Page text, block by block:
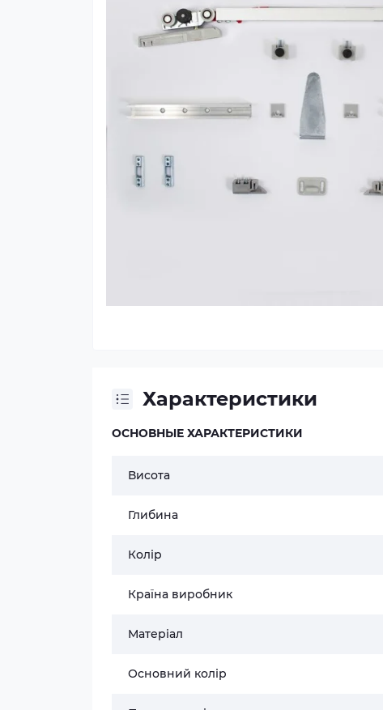
Характеристики
ОСНОВНЫЕ ХАРАКТЕРИСТИКИ
Висота
Глибина
Колір
Країна виробник
Матеріал
Основний колір